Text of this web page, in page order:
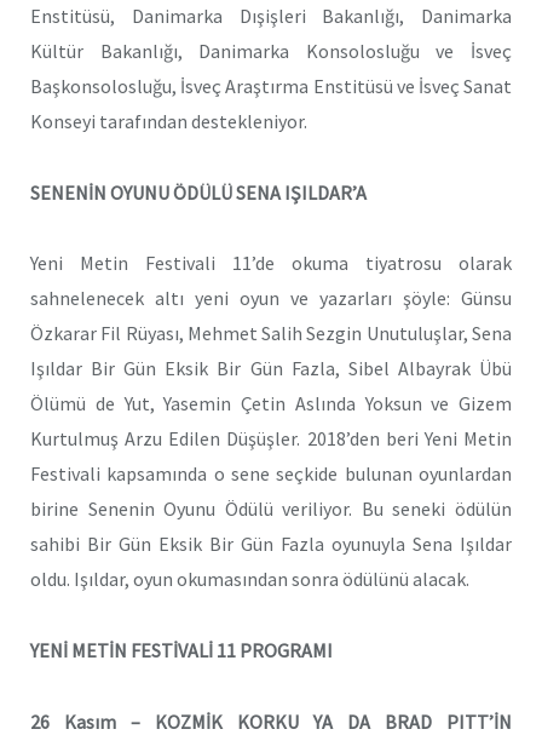
Enstitüsü, Danimarka Dışişleri Bakanlığı, Danimarka
Kültür Bakanlığı, Danimarka Konsolosluğu ve İsveç
Başkonsolosluğu, İsveç Araştırma Enstitüsü ve İsveç Sanat
Konseyi tarafından destekleniyor.
SENENİN OYUNU ÖDÜLÜ SENA IŞILDAR’A
Yeni Metin Festivali 11’de okuma tiyatrosu olarak
sahnelenecek altı yeni oyun ve yazarları şöyle: Günsu
Özkarar Fil Rüyası, Mehmet Salih Sezgin Unutuluşlar, Sena
Işıldar Bir Gün Eksik Bir Gün Fazla, Sibel Albayrak Übü
Ölümü de Yut, Yasemin Çetin Aslında Yoksun ve Gizem
KurtulmuşArzu Edilen Düşüşler. 2018’den beri Yeni Metin
Festivali kapsamında o sene seçkide bulunan oyunlardan
birine Senenin Oyunu Ödülü veriliyor. Bu seneki ödülün
sahibi Bir Gün Eksik Bir Gün Fazla oyunuyla Sena Işıldar
oldu. Işıldar, oyun okumasından sonra ödülünü alacak.
YENİ METİN FESTİVALİ 11 PROGRAMI
26 Kasım – KOZMİK KORKU YA DA BRAD PITT’İN